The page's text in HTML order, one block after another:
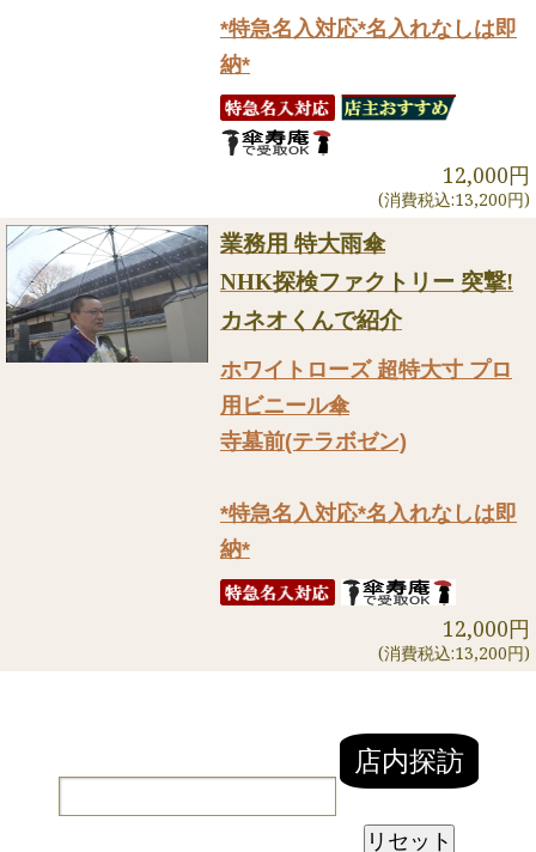
*特急名入対応*名入れなしは即
納*
12,000円
(消費税込:13,200円)
業務用 特大雨傘
NHK探検ファクトリー 突撃!
カネオくんで紹介
ホワイトローズ 超特大寸 プロ
用ビニール傘
寺墓前(テラボゼン)
*特急名入対応*名入れなしは即
納*
12,000円
(消費税込:13,200円)